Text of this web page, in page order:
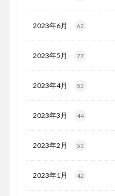
2023年6月 62
2023年5月 77
2023年4月 53
2023年3月 44
2023年2月 53
2023年1月 42